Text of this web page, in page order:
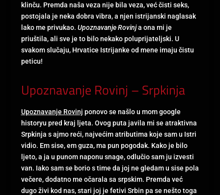
klinču. Premda naša veza nije bila veza, već čisti seks,
postojala je neka dobra vibra, a njen istrijanski naglasak
lako me privukao. Upoznavanje Rovinja ona mi je
priuštila, ali sve je to bilo nekako poluprijateljski. U
svakom slučaju, Hrvatice Istrijanke od mene imaju čistu
peticu!
Upoznavanje Rovinj – Srpkinja
Upoznavanje Rovinj ponovo se našlo u mom google
historyu pred kraj ljeta. Ovog puta javila mi se atraktivna
Srpkinja s ajmo reći, najvećim atributima koje sam u Istri
vidio. Em sise, em guza, ma pun pogodak. Kako je bilo
ljeto, a ja u punom naponu snage, odlučio sam ju izvesti
van. Iako sam se borio s time da joj ne gledam u sise pola
večere, dodatno me očarala sa srpskim. Premda već
dugo živi kod nas, stari joj je fetivi Srbin pa se nešto toga